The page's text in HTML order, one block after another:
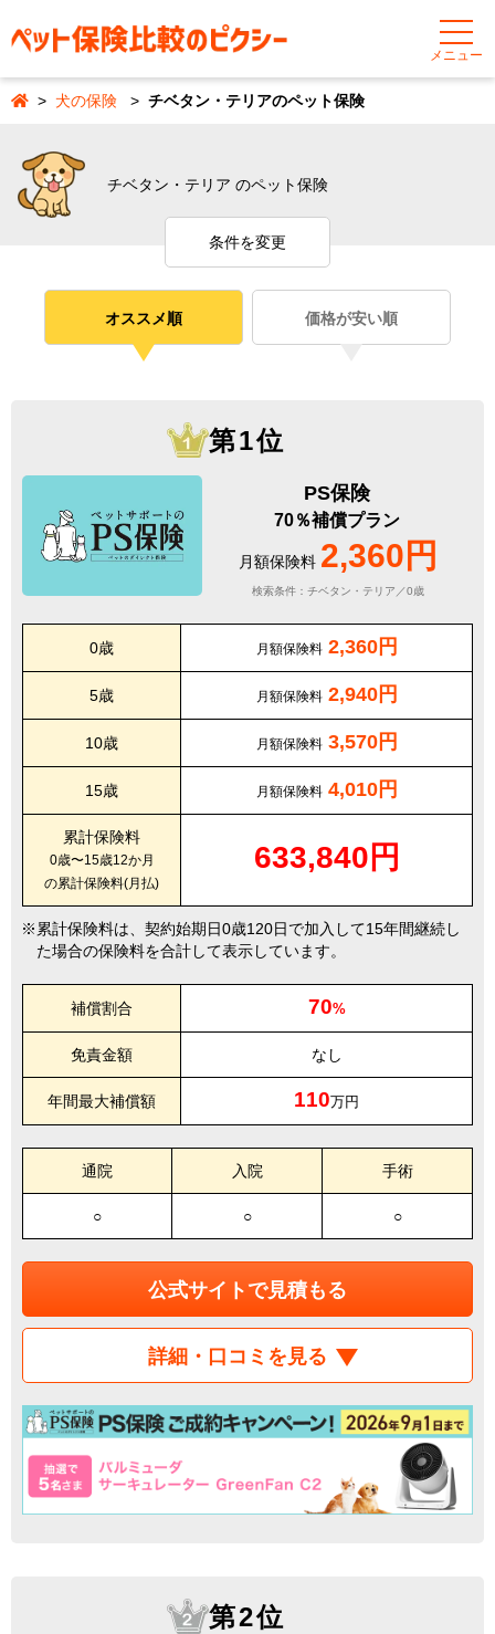
メニュー
犬の保険 チベタン・テリアのペット保険
チベタン・テリア のペット保険
条件を変更
オススメ順 価格が安い順
第1位
PS保険
70％補償プラン
月額保険料 2,360円
検索条件：チベタン・テリア／0歳
0歳 月額保険料 2,360円
5歳 月額保険料 2,940円
10歳 月額保険料 3,570円
15歳 月額保険料 4,010円
累計保険料
0歳〜15歳12か月
の累計保険料(月払)
633,840円
累計保険料は、契約始期日0歳120日で加入して15年間継続し
た場合の保険料を合計して表示しています。
補償割合 70%
免責金額 なし
年間最大補償額 110万円
通院 入院 手術
○ ○ ○
公式サイトで見積もる
詳細・口コミを見る
第2位